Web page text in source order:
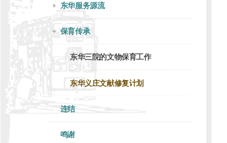
东华服务源流
保育传承
东华三院的文物保育工作
东华义庄文献修复计划
连结
鸣谢